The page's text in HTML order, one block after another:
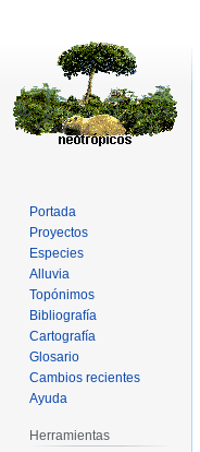
Portada
Proyectos
Especies
Alluvia
Topónimos
Bibliografía
Cartografía
Glosario
Cambios recientes
Ayuda
Herramientas